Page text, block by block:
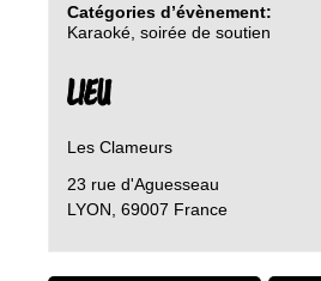
Catégories d’évènement:
Karaoké, soirée de soutien
LIEU
Les Clameurs
23 rue d'Aguesseau
LYON 69007 France